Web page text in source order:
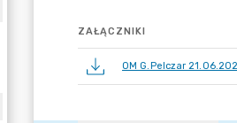
ZAŁĄCZNIKI
OM G.Pelczar